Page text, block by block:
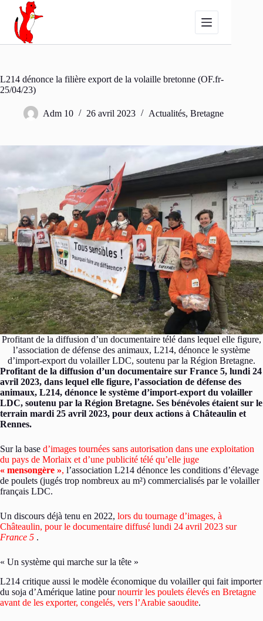
Passer
contenu
L214 dénonce la filière export de la volaille bretonne (OF.fr-
25/04/23)
Adm 10 26 avril 2023 Actualités, Bretagne
Profitant de la diffusion d’un documentaire télé dans lequel elle figure,
l’association de défense des animaux, L214, dénonce le système
d’import-export du volailler LDC, soutenu par la Région Bretagne.
Profitant de la diffusion d’un documentaire sur France 5, lundi 24
avril 2023, dans lequel elle figure, l’association de défense des
animaux, L214, dénonce le système d’import-export du volailler
LDC, soutenu par la Région Bretagne. Ses bénévoles étaient sur le
terrain mardi 25 avril 2023, pour deux actions à Châteaulin et
Rennes.
Sur la base d’images tournées sans autorisation dans une exploitation
du pays de Morlaix et d’une publicité télé qu’elle juge
« mensongère », l’association L214 dénonce les conditions d’élevage
de poulets (jugés trop nombreux au m²) commercialisés par le volailler
français LDC.
Un discours déjà tenu en 2022, lors du tournage d’images, à
Châteaulin, pour le documentaire diffusé lundi 24 avril 2023 sur
France 5 .
« Un système qui marche sur la tête »
L214 critique aussi le modèle économique du volailler qui fait importer
du soja d’Amérique latine pournourrir les poulets élevés en Bretagne
avant de les exporter, congelés, vers l’Arabie saoudite.